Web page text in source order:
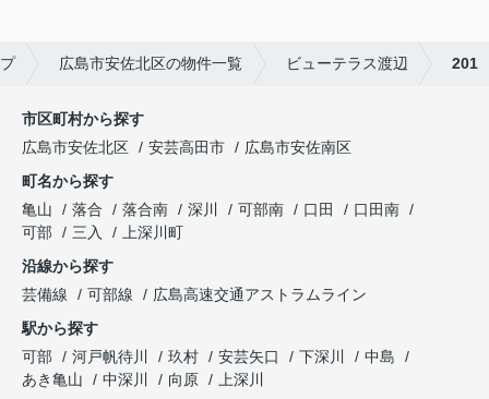
広島市安佐北区の物件一覧 ビューテラス渡辺 201
市区町村から探す
広島市安佐北区
安芸高田市
広島市安佐南区
町名から探す
亀山
落合 落合南 深川 可部南 口田
口田南
可部
三入
上深川町
沿線から探す
芸備線
可部線
広島高速交通アストラムライン
駅から探す
可部
河戸帆待川 玖村 安芸矢口 下深川
中島
あき亀山
中深川 向原 上深川